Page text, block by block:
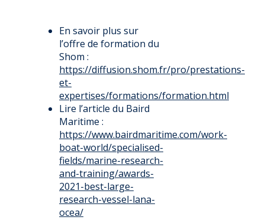
En savoir plus sur
l’offre de formation du
Shom :
https://diffusion.shom.fr/pro/prestations-
et-
expertises/formations/formation.html
Lire l’article du Baird
Maritime :
https://www.bairdmaritime.com/work-
boat-world/specialised-
fields/marine-research-
and-training/awards-
2021-best-large-
research-vessel-lana-
ocea/